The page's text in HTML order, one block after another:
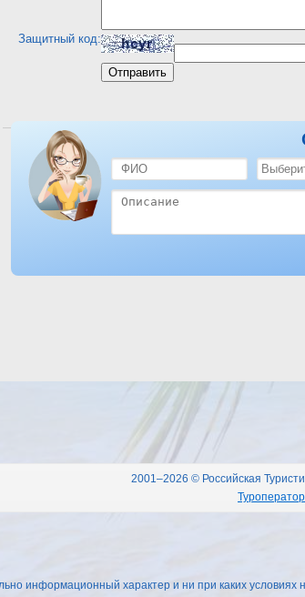
Защитный код:
Посмотреть отель Lilly land Beach Club 4*
2001–2026 © Российская
информационный характер и ни при каких